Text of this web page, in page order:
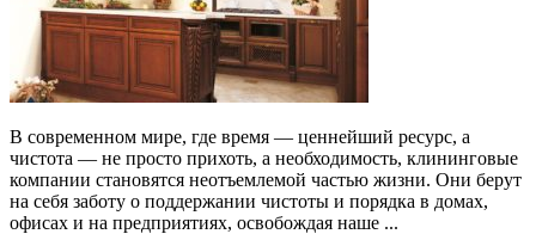
гид
в
мир
профессионального
клининга
В современном мире, где время — ценнейший ресурс, а
чистота — не просто прихоть, а необходимость, клининговые
компании становятся неотъемлемой частью жизни. Они берут
на себя заботу о поддержании чистоты и порядка в домах,
офисах и на предприятиях, освобождая наше ...